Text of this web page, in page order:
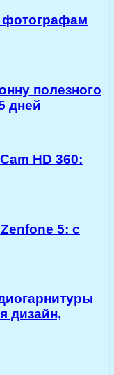
фотографам
полезного
дней
HD 360:
5: с
дизайн,